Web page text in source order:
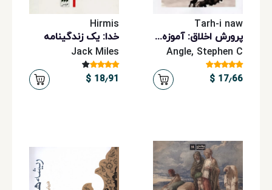
Tarh-i naw
پرورش اخلاق: آموزه‌های مکتب کنفوسیوس برای زندگی
Angle, Stephen C
17٫66 $
Hirmis
خدا: یک زندگینامه
Jack Miles
18٫91 $